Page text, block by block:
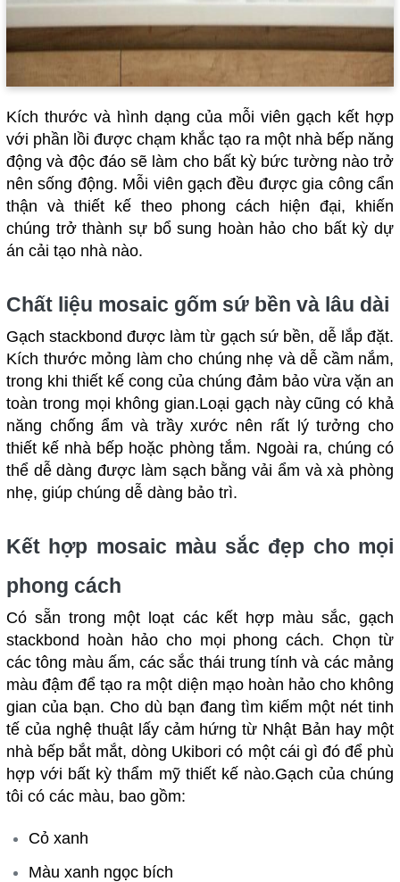
Kích thước và hình dạng của mỗi viên gạch kết hợp
với phần lồi được chạm khắc tạo ra một nhà bếp năng
động và độc đáo sẽ làm cho bất kỳ bức tường nào trở
nên sống động. Mỗi viên gạch đều được gia công cẩn
thận và thiết kế theo phong cách hiện đại, khiến
chúng trở thành sự bổ sung hoàn hảo cho bất kỳ dự
án cải tạo nhà nào.
Chất liệu mosaic gốm sứ bền và lâu dài
Gạch stackbond được làm từ gạch sứ bền, dễ lắp đặt.
Kích thước mỏng làm cho chúng nhẹ và dễ cầm nắm,
trong khi thiết kế cong của chúng đảm bảo vừa vặn an
toàn trong mọi không gian.Loại gạch này cũng có khả
năng chống ẩm và trầy xước nên rất lý tưởng cho
thiết kế nhà bếp hoặc phòng tắm. Ngoài ra, chúng có
thể dễ dàng được làm sạch bằng vải ẩm và xà phòng
nhẹ, giúp chúng dễ dàng bảo trì.
Kết hợp mosaic màu sắc đẹp cho mọi
phong cách
Có sẵn trong một loạt các kết hợp màu sắc, gạch
stackbond hoàn hảo cho mọi phong cách. Chọn từ
các tông màu ấm, các sắc thái trung tính và các mảng
màu đậm để tạo ra một diện mạo hoàn hảo cho không
gian của bạn. Cho dù bạn đang tìm kiếm một nét tinh
tế của nghệ thuật lấy cảm hứng từ Nhật Bản hay một
nhà bếp bắt mắt, dòng Ukibori có một cái gì đó để phù
hợp với bất kỳ thẩm mỹ thiết kế nào.Gạch của chúng
tôi có các màu, bao gồm:
Cỏ xanh
Màu xanh ngọc bích